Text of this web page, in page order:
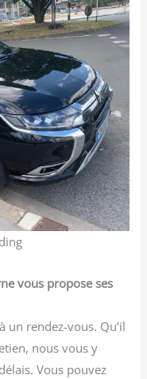
vous propose ses
un rendez-vous. Qu’il
nous vous y
Vous pouvez